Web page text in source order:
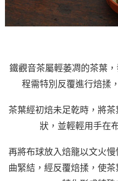
鐵觀音茶屬輕萎凋的茶葉
程需特別反覆進行焙揉
茶葉經初焙未足乾時，將
狀，並輕輕用手在
再將布球放入焙籠以文火
曲緊結，經反覆焙揉，使